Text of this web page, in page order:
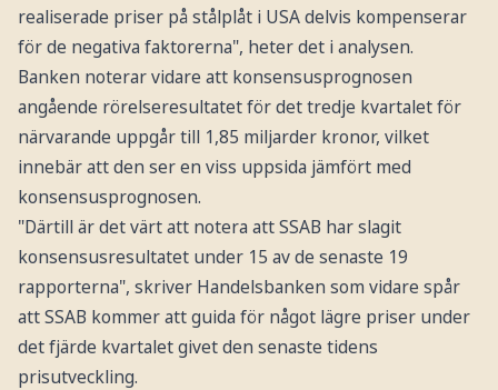
realiserade priser på stålplåt i USA delvis kompenserar
för de negativa faktorerna", heter det i analysen.
Banken noterar vidare att konsensusprognosen
angående rörelseresultatet för det tredje kvartalet för
närvarande uppgår till 1,85 miljarder kronor, vilket
innebär att den ser en viss uppsida jämfört med
konsensusprognosen.
"Därtill är det värt att notera att SSAB har slagit
konsensusresultatet under 15 av de senaste 19
rapporterna", skriver Handelsbanken som vidare spår
att SSAB kommer att guida för något lägre priser under
det fjärde kvartalet givet den senaste tidens
prisutveckling.